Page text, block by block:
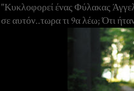
"Κυκλοφορεί ένας Φύλακας
σε αυτόν..τωρα τι 9α λέω; Ότι